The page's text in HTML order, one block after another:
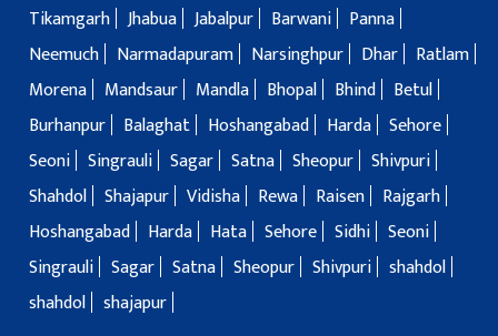
Tikamgarh Jhabua Jabalpur Barwani
Panna
Neemuch
Narmadapuram Narsinghpur Dhar
Ratlam
Morena
Mandsaur Mandla Bhopal Bhind
Betul
Burhanpur
Balaghat Hoshangabad Harda Sehore
Seoni Singrauli Sagar Satna Sheopur Shivpuri
Shahdol Shajapur Vidisha Rewa Raisen
Rajgarh
Hoshangabad
Harda Hata Sehore Sidhi Seoni
Singrauli Sagar Satna Sheopur Shivpuri shahdol
shahdol shajapur